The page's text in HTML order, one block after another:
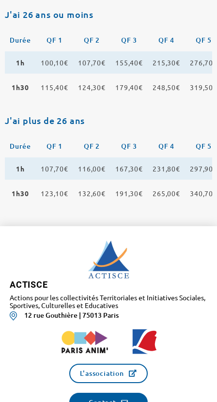
J'ai 26 ans ou moins
Durée QF 1 QF 2 QF 3 QF 4 QF 5
1h 100,10€ 107,70€ 155,40€ 215,30€ 276,70€
1h30 115,40€ 124,30€ 179,40€ 248,50€ 319,50€
J'ai plus de 26 ans
Durée QF 1 QF 2 QF 3 QF 4 QF 5
1h 107,70€ 116,00€ 167,30€ 231,80€ 297,90€
1h30 123,10€ 132,60€ 191,30€ 265,00€ 340,70€
ACTISCE
Actions pour les collectivités Territoriales et Initiatives Sociales,
Sportives, Culturelles et Educatives
12 rue Gouthière | 75013 Paris
L'association